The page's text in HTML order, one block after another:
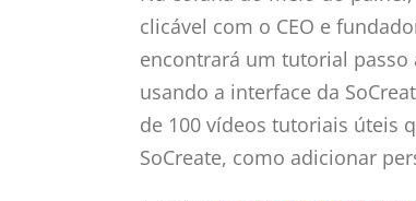
clicável com o CEO e
encontrará um tutorial
usando a interface da
de 100 vídeos tutoriais úteis
SoCreate, como adicionar